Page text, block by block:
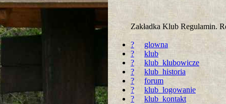
Zakładka Klub Regulamin.
?
glowna
?
klub
?
klub_klubowicze
?
klub_historia
?
forum
?
klub_logowanie
?
klub_kontakt